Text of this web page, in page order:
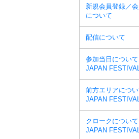
新規会員登録／
について
配信について
参加当日につい
JAPAN
前方エリアにつ
JAPAN
クロークについ
JAPAN